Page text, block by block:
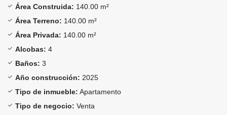
Área Construida: 140.00 m²
Área Terreno: 140.00 m²
Área Privada: 140.00 m²
Alcobas: 4
Baños: 3
Año construcción: 2025
Tipo de inmueble: Apartamento
Tipo de negocio: Venta